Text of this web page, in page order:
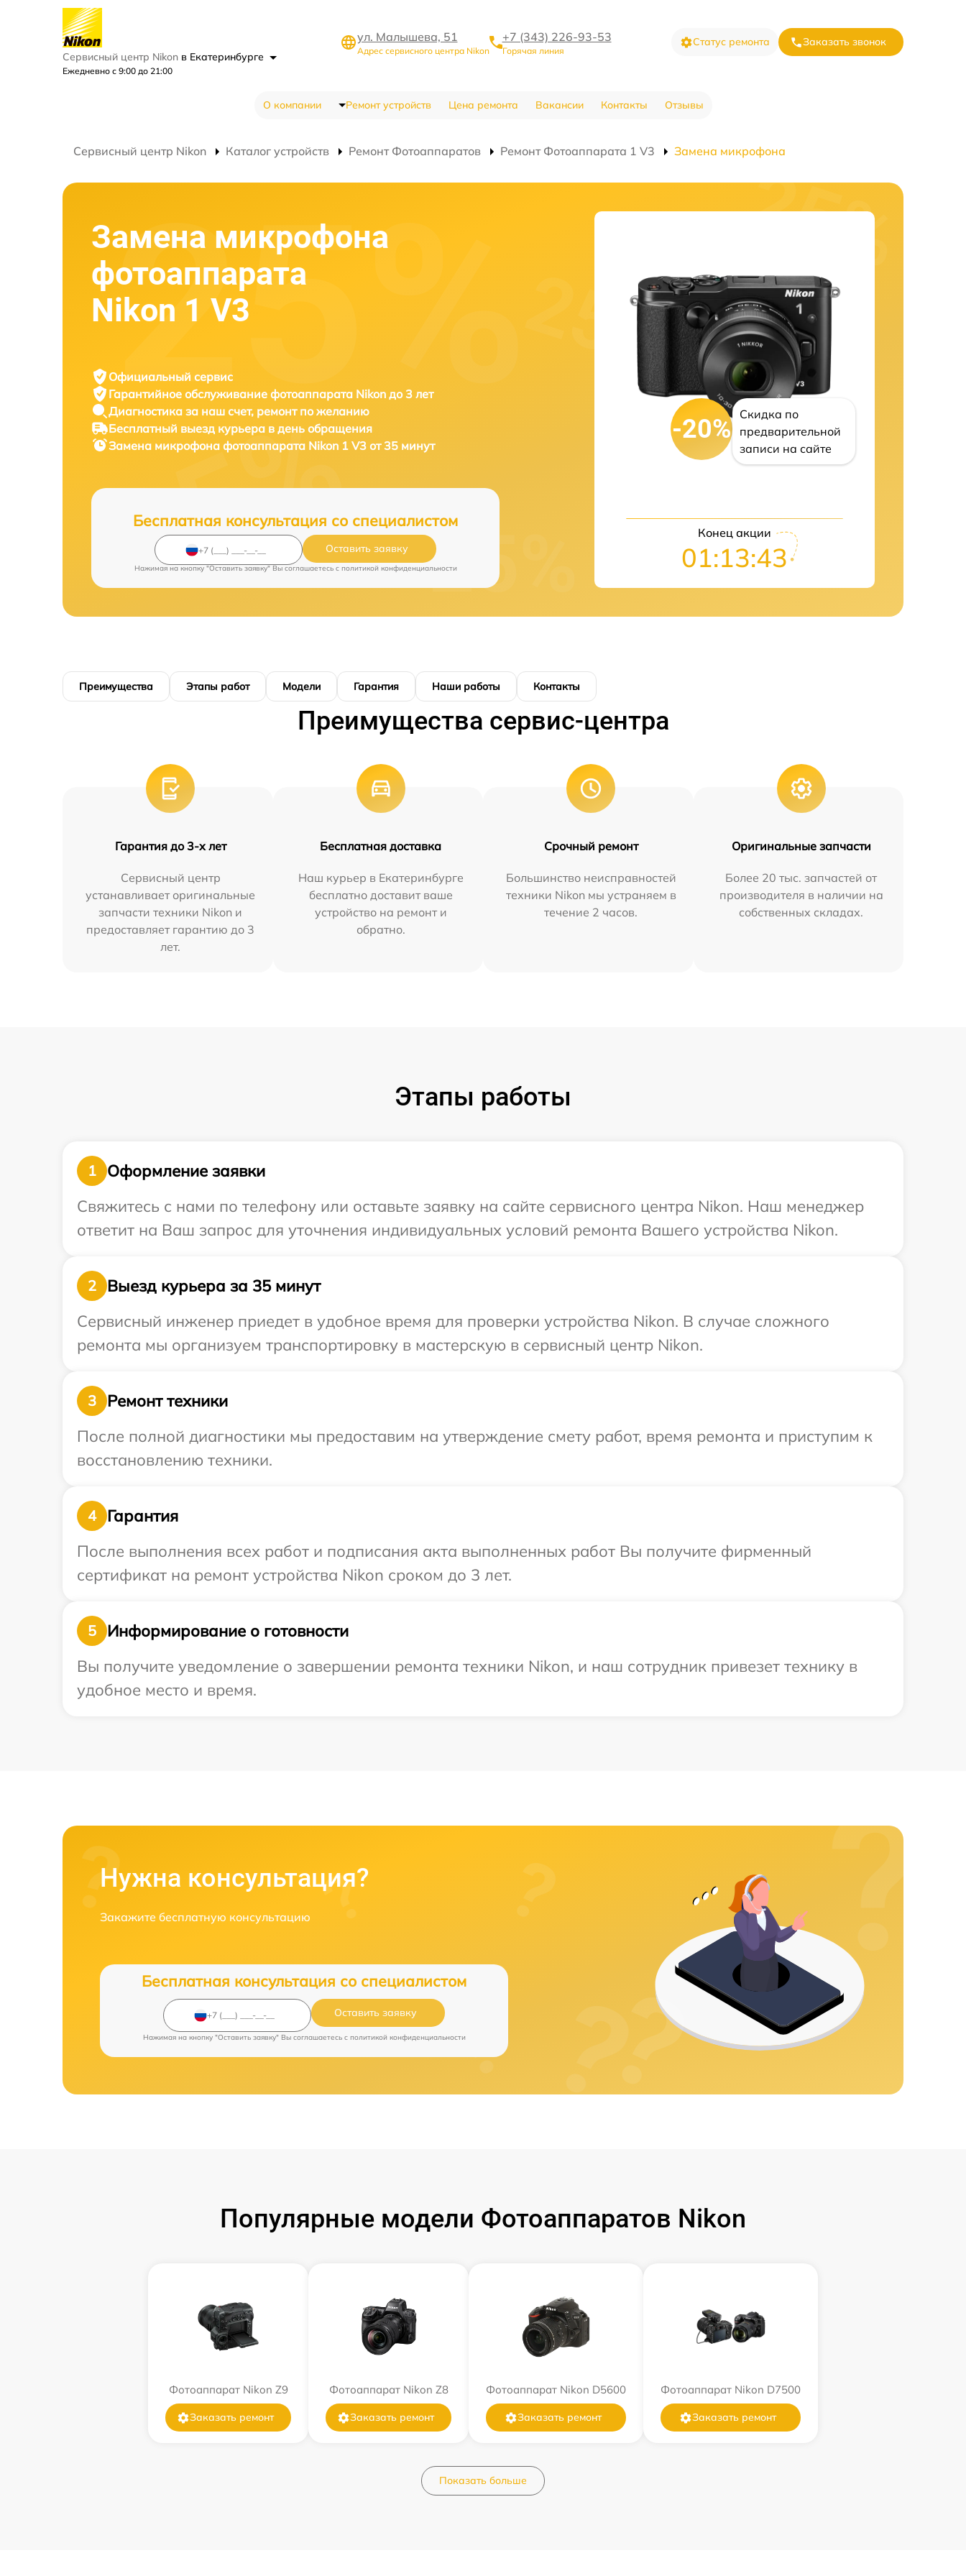
Сервисный центр Nikon в Екатеринбурге
Ежедневно с 9:00 до 21:00
ул. Малышева, 51
Адрес сервисного центра Nikon
+7 (343) 226-93-53
Горячая линия
Статус ремонта Заказать звонок
О компании Ремонт устройств Цена ремонта Вакансии Контакты Отзывы
Сервисный центр Nikon Каталог устройств Ремонт Фотоаппаратов Ремонт Фотоаппарата 1 V3 Замена микрофона
Замена микрофона
фотоаппарата
Nikon 1 V3
Официальный сервис
Гарантийное обслуживание фотоаппарата Nikon до 3 лет
Диагностика за наш счет, ремонт по желанию
Бесплатный выезд курьера в день обращения
Замена микрофона фотоаппарата Nikon 1 V3 от 35 минут
Бесплатная консультация со специалистом
Оставить заявку
Нажимая на кнопку "Оставить заявку" Вы соглашаетесь c политикой конфиденциальности
-20%
Скидка по
предварительной
записи на сайте
Конец акции
01:13:42
Преимущества Этапы работ Модели Гарантия Наши работы Контакты
Преимущества сервис-центра
Гарантия до 3-х лет
Сервисный центр
устанавливает оригинальные
запчасти техники Nikon и
предоставляет гарантию до 3
лет.
Бесплатная доставка
Наш курьер в Екатеринбурге
бесплатно доставит ваше
устройство на ремонт и
обратно.
Срочный ремонт
Большинство неисправностей
техники Nikon мы устраняем в
течение 2 часов.
Оригинальные запчасти
Более 20 тыс. запчастей от
производителя в наличии на
собственных складах.
Этапы работы
1
Оформление заявки
Свяжитесь с нами по телефону или оставьте заявку на сайте сервисного центра Nikon. Наш менеджер
ответит на Ваш запрос для уточнения индивидуальных условий ремонта Вашего устройства Nikon.
2
Выезд курьера за 35 минут
Сервисный инженер приедет в удобное время для проверки устройства Nikon. В случае сложного
ремонта мы организуем транспортировку в мастерскую в сервисный центр Nikon.
3
Ремонт техники
После полной диагностики мы предоставим на утверждение смету работ, время ремонта и приступим к
восстановлению техники.
4
Гарантия
После выполнения всех работ и подписания акта выполненных работ Вы получите фирменный
сертификат на ремонт устройства Nikon сроком до 3 лет.
5
Информирование о готовности
Вы получите уведомление о завершении ремонта техники Nikon, и наш сотрудник привезет технику в
удобное место и время.
Нужна консультация?
Закажите бесплатную консультацию
Бесплатная консультация со специалистом
Оставить заявку
Нажимая на кнопку "Оставить заявку" Вы соглашаетесь c политикой конфиденциальности
Популярные модели Фотоаппаратов Nikon
Фотоаппарат Nikon Z9
Заказать ремонт
Фотоаппарат Nikon Z8
Заказать ремонт
Фотоаппарат Nikon D5600
Заказать ремонт
Фотоаппарат Nikon D7500
Заказать ремонт
Показать больше